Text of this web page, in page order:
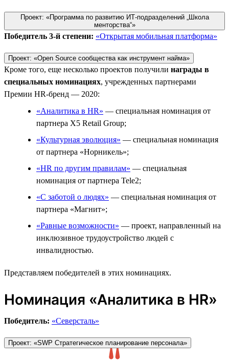
Проект: «Программа по развитию ИТ-подразделений „Школа
менторства“»
Победитель 3-й степени: «Открытая мобильная платформа»
Проект: «Open Source сообщества как инструмент найма»
Кроме того, еще несколько проектов получили награды в
специальных номинациях, учрежденных партнерами
Премии HR-бренд — 2020:
«Аналитика в HR» — специальная номинация от
партнера X5 Retail Group;
«Культурная эволюция» — специальная номинация
от партнера «Норникель»;
«HR по другим правилам» — специальная
номинация от партнера Tele2;
«С заботой о людях» — специальная номинация от
партнера «Магнит»;
«Равные возможности» — проект, направленный на
инклюзивное трудоустройство людей с
инвалидностью.
Представляем победителей в этих номинациях.
Номинация «Аналитика в HR»
Победитель: «Северсталь»
Проект: «SWP Стратегическое планирование персонала»